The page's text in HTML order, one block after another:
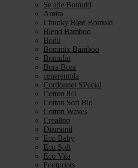
Se alle Bomuld
Amira
Chunky Blød Bomuld
Blend Bamboo
Bodil
Bommix Bamboo
Bomulin
Bora Bora
cenerentola
Cordonnet SPecial
Cotton 8/4
Cotton Soft Bio
Cotton Waves
Crealino
Diamond
Eco Baby
Eco Soft
Eco Vita
Footprints